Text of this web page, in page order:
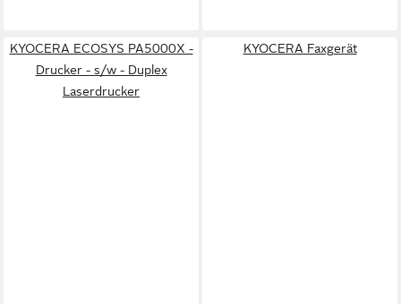
KYOCERA ECOSYS PA5000X -
Drucker - s/w - Duplex
Laserdrucker
KYOCERA Faxgerät